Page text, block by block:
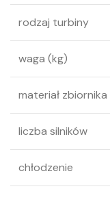
rodzaj turbiny
waga (kg)
materiał zbiornika
liczba silników
chłodzenie